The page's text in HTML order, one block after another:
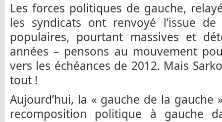
Les forces politiques de gauche,
les syndicats ont renvoyé l’issue
populaires, pourtant massives et
années – pensons au mouvement
vers les échéances de 2012. Mais
tout !
Aujourd’hui, la « gauche de la gauche
recomposition politique à gauche